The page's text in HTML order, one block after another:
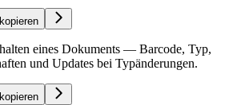
eines Dokuments — Barcode, Typ,
und Updates bei Typänderungen.